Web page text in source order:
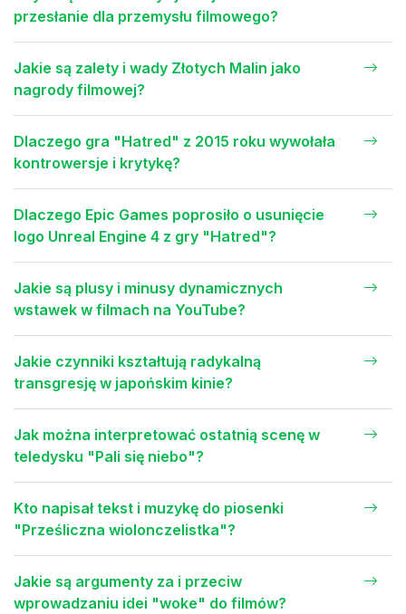
przesłanie dla przemysłu filmowego?
Jakie są zalety i wady Złotych Malin jako
nagrody filmowej?
Dlaczego gra "Hatred" z 2015 roku wywołała
kontrowersje i krytykę?
Dlaczego Epic Games poprosiło o usunięcie
logo Unreal Engine 4 z gry "Hatred"?
Jakie są plusy i minusy dynamicznych
wstawek w filmach na YouTube?
Jakie czynniki kształtują radykalną
transgresję w japońskim kinie?
Jak można interpretować ostatnią scenę w
teledysku "Pali się niebo"?
Kto napisał tekst i muzykę do piosenki
"Prześliczna wiolonczelistka"?
Jakie są argumenty za i przeciw
wprowadzaniu idei "woke" do filmów?